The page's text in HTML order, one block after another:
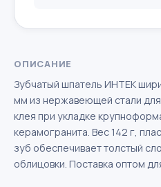
ОПИСАНИЕ
Зубчатый шпатель ИНТЕК
мм из нержавеющей стали
клея при укладке
керамогранита. Вес 142 г,
зуб обеспечивает толстый
облицовки. Поставка оптом